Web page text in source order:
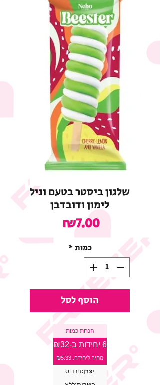
שלגון ביסטר בטעם וניל
לימון ודובדבן
₪7.00
כמות *
הוסף לסל
הנחת כמות
6 יחידות ב-₪32
מחיר ליחידה: ₪5.33
יצרן:נורדיס